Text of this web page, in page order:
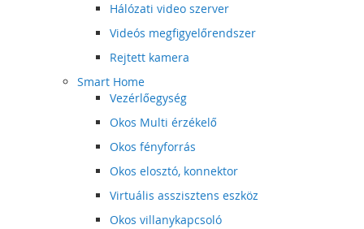
Hálózati video szerver
Videós megfigyelőrendszer
Rejtett kamera
Smart Home
Vezérlőegység
Okos Multi érzékelő
Okos fényforrás
Okos elosztó, konnektor
Virtuális asszisztens eszköz
Okos villanykapcsoló